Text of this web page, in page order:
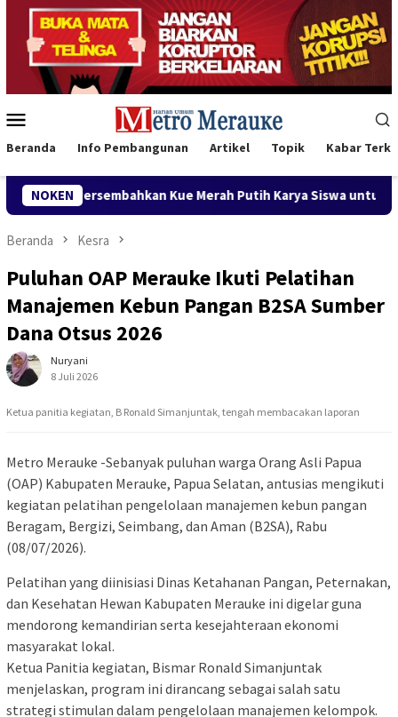
Loncat
konten
Mobile
Beranda Info Pembangunan Artikel Topik Kabar
NOKEN
Kue Merah Putih Karya Siswa untuk Wabup Fauzun
Beranda Kesra
Puluhan OAP Merauke Ikuti Pelatihan
Manajemen Kebun Pangan B2SA Sumber
Dana Otsus 2026
Nuryani
8 Juli 2026
Ketua panitia kegiatan, B Ronald Simanjuntak, tengah membacakan laporan
Metro Merauke -Sebanyak puluhan warga Orang Asli Papua
(OAP) Kabupaten Merauke, Papua Selatan, antusias mengikuti
kegiatan pelatihan pengelolaan manajemen kebun pangan
Beragam, Bergizi, Seimbang, dan Aman (B2SA), Rabu
(08/07/2026).
Pelatihan yang diinisiasi Dinas Ketahanan Pangan, Peternakan,
dan Kesehatan Hewan Kabupaten Merauke ini digelar guna
mendorong kemandirian serta kesejahteraan ekonomi
masyarakat lokal.
​Ketua Panitia kegiatan, Bismar Ronald Simanjuntak
menjelaskan, program ini dirancang sebagai salah satu
strategi stimulan dalam pengelolaan manajemen kelompok.